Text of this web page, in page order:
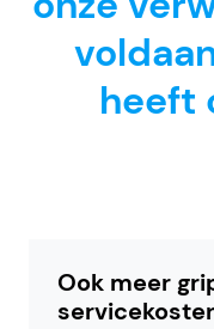
heeft
Ook meer